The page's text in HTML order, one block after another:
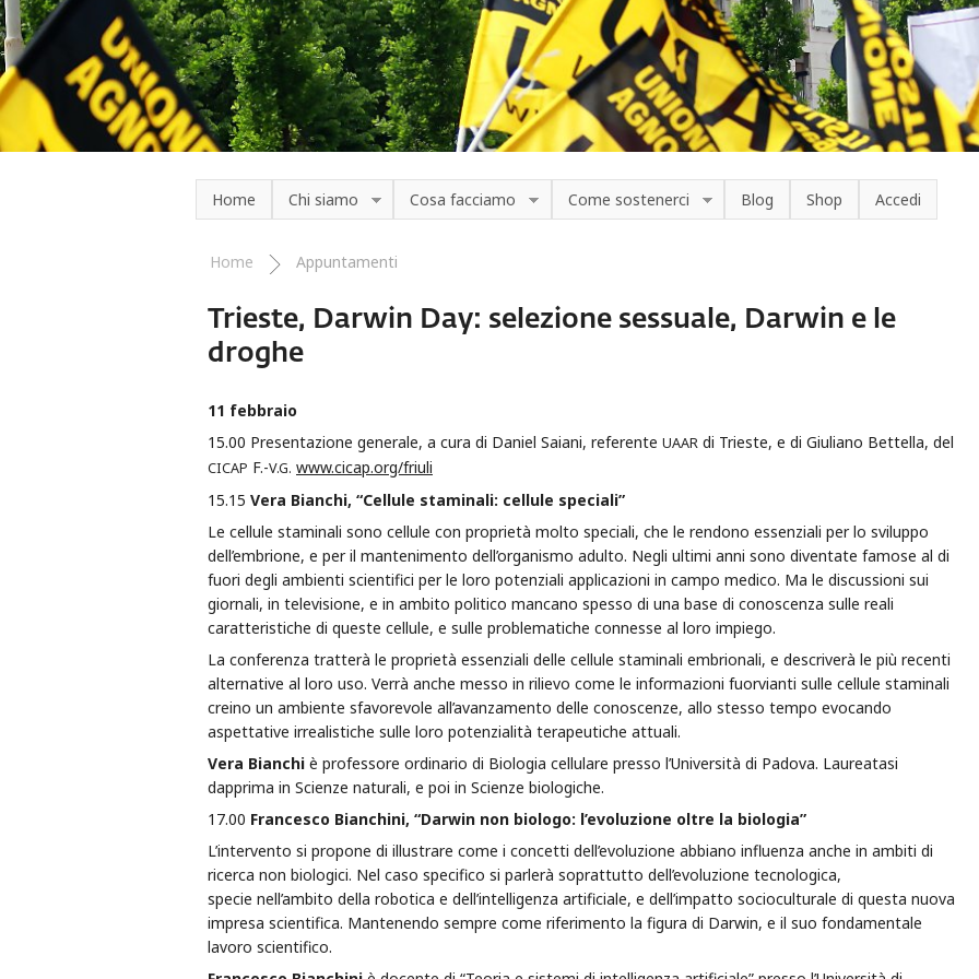
Salta al contenuto principale
Home Chi siamo Cosa facciamo Come sostenerci Blog Shop Accedi
Tu sei qui
Home Appuntamenti
Trieste, Darwin Day: selezione sessuale, Darwin e le
droghe
11 febbraio
15.00 Presentazione generale, a cura di Daniel Saiani, referente UAAR di Trieste, e di Giuliano Bettella, del
CICAP F.-V.G. www.cicap.org/friuli
15.15 Vera Bianchi, “Cellule staminali: cellule speciali”
Le cellule staminali sono cellule con proprietà molto speciali, che le rendono essenziali per lo sviluppo
dell’embrione, e per il mantenimento dell’organismo adulto. Negli ultimi anni sono diventate famose al di
fuori degli ambienti scientifici per le loro potenziali applicazioni in campo medico. Ma le discussioni sui
giornali, in televisione, e in ambito politico mancano spesso di una base di conoscenza sulle reali
caratteristiche di queste cellule, e sulle problematiche connesse al loro impiego.
La conferenza tratterà le proprietà essenziali delle cellule staminali embrionali, e descriverà le più recenti
alternative al loro uso. Verrà anche messo in rilievo come le informazioni fuorvianti sulle cellule staminali
creino un ambiente sfavorevole all’avanzamento delle conoscenze, allo stesso tempo evocando
aspettative irrealistiche sulle loro potenzialità terapeutiche attuali.
Vera Bianchi è professore ordinario di Biologia cellulare presso l’Università di Padova. Laureatasi
dapprima in Scienze naturali, e poi in Scienze biologiche.
17.00 Francesco Bianchini, “Darwin non biologo: l’evoluzione oltre la biologia”
L’intervento si propone di illustrare come i concetti dell’evoluzione abbiano influenza anche in ambiti di
ricerca non biologici. Nel caso specifico si parlerà soprattutto dell’evoluzione tecnologica,
specie nell’ambito della robotica e dell’intelligenza artificiale, e dell’impatto socioculturale di questa nuova
impresa scientifica. Mantenendo sempre come riferimento la figura di Darwin, e il suo fondamentale
lavoro scientifico.